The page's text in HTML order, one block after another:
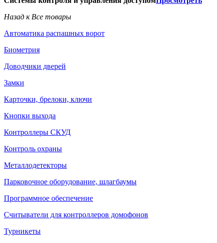
Назад к Все товары
Автоматика распашных ворот
Биометрия
Доводчики дверей
Замки
Карточки, брелоки, ключи
Кнопки выхода
Контроллеры СКУД
Контроль охраны
Металлодетекторы
Парковочное оборудование, шлагбаумы
Программное обеспечение
Считыватели для контроллеров домофонов
Турникеты